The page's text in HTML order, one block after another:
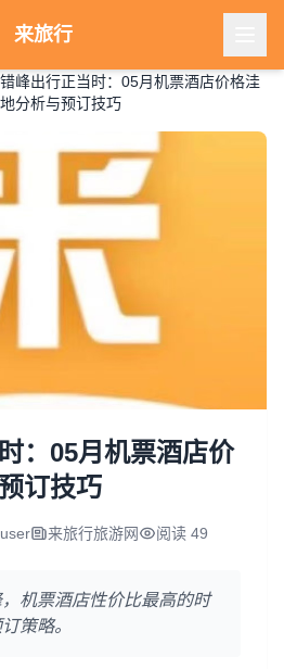
来旅行
错峰出行正当时：05月机票酒店价格洼
地分析与预订技巧
：05月机票酒店价
订技巧
user 来旅行旅游网 阅读 49
机票酒店性价比最高的时
策略。